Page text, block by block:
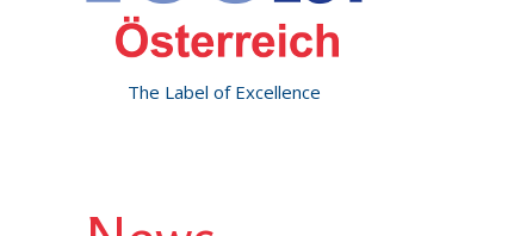
The Label of Excellence